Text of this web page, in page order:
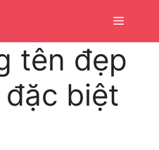
Menu
tên đẹp
biệt